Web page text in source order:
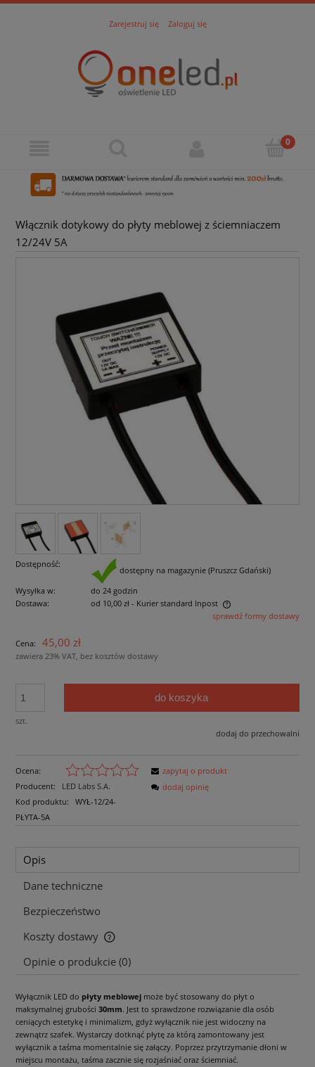
Zarejestruj się Zaloguj się
Włącznik dotykowy do płyty meblowej z ściemniaczem
12/24V 5A
Dostępność:
dostępny na magazynie (Pruszcz Gdański)
Wysyłka w:
do 24 godzin
Dostawa:
od 10,00 zł - Kurier standard Inpost
Cena nie zawiera ewentualnych kosztów płatnościsprawdź formy dostawy
Cena: 45,00 zł
zawiera 23% VAT, bez kosztów dostawy
szt.
do koszyka
dodaj do przechowalni
Ocena:
Producent:
LED Labs S.A.
Kod produktu:
WYŁ-12/24-
PŁYTA-5A
zapytaj o produkt
dodaj opinię
Opis
Dane techniczne
Bezpieczeństwo
Koszty dostawy
Cena nie zawiera ewentualnych kosztów płatności
Opinie o produkcie (0)
Wyłącznik LED do płyty meblowej może być stosowany do płyt o
maksymalnej grubości 30mm. Jest to sprawdzone rozwiązanie dla osób
ceniących estetykę i minimalizm, gdyż wyłącznik nie jest widoczny na
zewnątrz szafek. Wystarczy dotknąć płytę za którą zamontowany jest
wyłącznik a taśma momentalnie się załączy. Poprzez przytrzymanie dłoni w
miejscu montażu, taśma zacznie się rozjaśniać oraz ściemniać.